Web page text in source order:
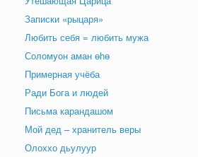
Записки «рыцаря»
Любить себя = любить мужа
Соломуон аман өһө
Примерная учёба
Ради Бога и людей
Письма карандашом
Мой дед – хранитель веры
Олоххо дьулуур